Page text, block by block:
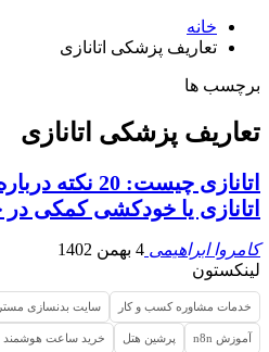
خانه
تعاریف پزشکی اتانازی
برچسب ها
تعاریف پزشکی اتانازی
اتانازی چیست:
اتانازی یا خودکشی کمکی در
کامروا ابراهیمی 4 بهمن 1402
لینکستون
خدمات مشاوره کسب و کار سایت بدنسازی
آموزش n8n پرشین هتل خرید ساعت